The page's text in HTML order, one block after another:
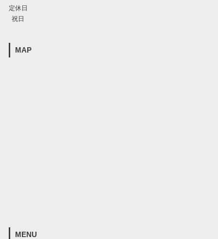
定休日
祝日
MAP
MENU